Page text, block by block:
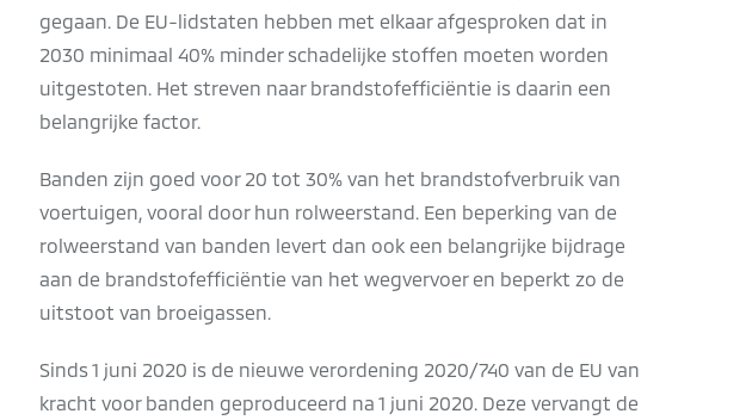
gegaan. De EU-lidstaten hebben met elkaar afgesproken dat in
2030 minimaal 40% minder schadelijke stoffen moeten worden
uitgestoten. Het streven naar brandstofefficiëntie is daarin een
belangrijke factor.
Banden zijn goed voor 20 tot 30% van het brandstofverbruik van
voertuigen, vooral door hun rolweerstand. Een beperking van de
rolweerstand van banden levert dan ook een belangrijke bijdrage
aan de brandstofefficiëntie van het wegvervoer en beperkt zo de
uitstoot van broeigassen.
Sinds 1 juni 2020 is de nieuwe verordening 2020/740 van de EU van
kracht voor banden geproduceerd na 1 juni 2020. Deze vervangt de